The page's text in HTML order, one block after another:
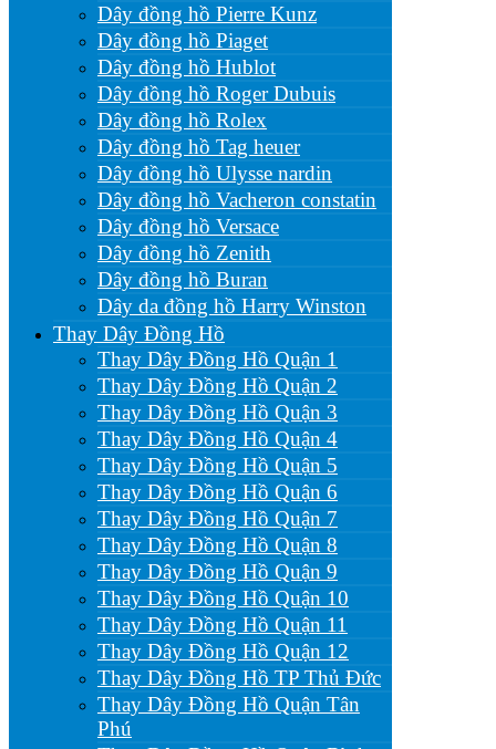
Dây đồng hồ Pierre Kunz
Dây đồng hồ Piaget
Dây đồng hồ Hublot
Dây đồng hồ Roger Dubuis
Dây đồng hồ Rolex
Dây đồng hồ Tag heuer
Dây đồng hồ Ulysse nardin
Dây đồng hồ Vacheron constatin
Dây đồng hồ Versace
Dây đồng hồ Zenith
Dây đồng hồ Buran
Dây da đồng hồ Harry Winston
Thay Dây Đồng Hồ
Thay Dây Đồng Hồ Quận 1
Thay Dây Đồng Hồ Quận 2
Thay Dây Đồng Hồ Quận 3
Thay Dây Đồng Hồ Quận 4
Thay Dây Đồng Hồ Quận 5
Thay Dây Đồng Hồ Quận 6
Thay Dây Đồng Hồ Quận 7
Thay Dây Đồng Hồ Quận 8
Thay Dây Đồng Hồ Quận 9
Thay Dây Đồng Hồ Quận 10
Thay Dây Đồng Hồ Quận 11
Thay Dây Đồng Hồ Quận 12
Thay Dây Đồng Hồ TP Thủ Đức
Thay Dây Đồng Hồ Quận Tân
Phú